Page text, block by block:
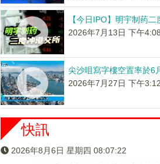
【今日IPO】明宇制药
2026年7月13日 下午4:08
尖沙咀寫字樓空置率於6
2026年7月27日 下午3:12
快訊
2026年8月6日 星期四 08:07:23